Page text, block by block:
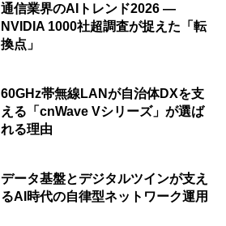
通信業界のAIトレンド2026 ―
NVIDIA 1000社超調査が捉えた「転
換点」
60GHz帯無線LANが自治体DXを支
える「cnWave Vシリーズ」が選ば
れる理由
データ基盤とデジタルツインが支え
るAI時代の自律型ネットワーク運用